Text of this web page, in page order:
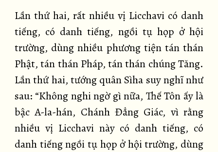
Lần thứ hai, rất nhiều vị Licchavi có danh
tiếng, có danh tiếng, ngồi tụ họp ở hội
trường, dùng nhiều phương tiện tán thán
Phật, tán thán Pháp, tán thán chúng Tăng.
Lần thứ hai, tướng quân Sìha suy nghĩ như
sau: “Không nghi ngờ gì nữa, Thế Tôn ấy là
bậc A-la-hán, Chánh Đẳng Giác, vì rằng
nhiều vị Licchavi này có danh tiếng, có
danh tiếng ngồi tụ họp ở hội trường, dùng